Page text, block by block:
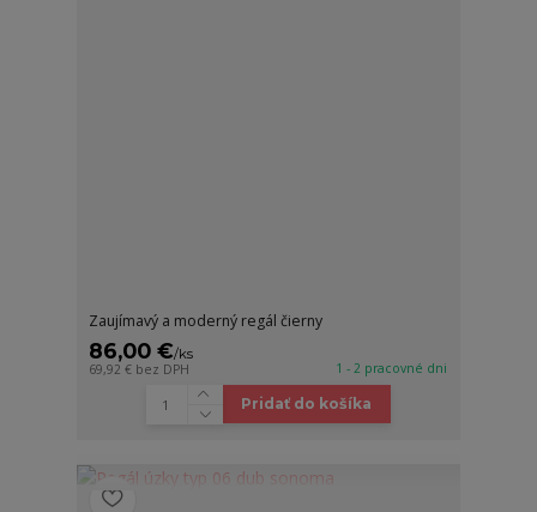
Zaujímavý a moderný regál čierny
86,00 €/ks
69,92 € bez DPH 1 - 2 pracovné dni
Pridať do košíka